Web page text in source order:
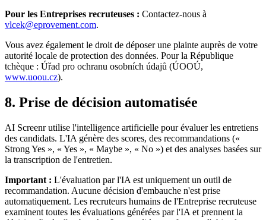
Pour les Entreprises recruteuses : Contactez-nous à
vlcek@eprovement.com.
Vous avez également le droit de déposer une plainte auprès de votre
autorité locale de protection des données. Pour la République
tchèque : Úřad pro ochranu osobních údajů (ÚOOÚ,
www.uoou.cz).
8. Prise de décision automatisée
AI Screenr utilise l'intelligence artificielle pour évaluer les entretiens
des candidats. L'IA génère des scores, des recommandations («
Strong Yes », « Yes », « Maybe », « No ») et des analyses basées sur
la transcription de l'entretien.
Important : L'évaluation par l'IA est uniquement un outil de
recommandation. Aucune décision d'embauche n'est prise
automatiquement. Les recruteurs humains de l'Entreprise recruteuse
examinent toutes les évaluations générées par l'IA et prennent la